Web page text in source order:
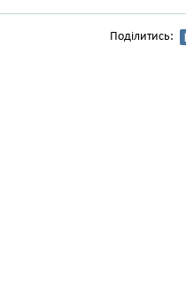
Поділитись: